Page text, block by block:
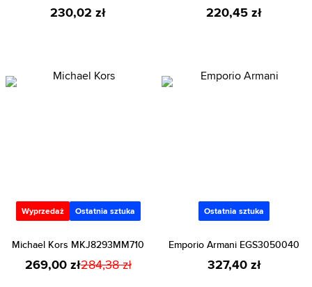
230,02 zł 220,45 zł
Wyprzedaż Ostatnia sztuka
Michael Kors MKJ8293MM710
269,00 zł284,38 zł
Ostatnia sztuka
Emporio Armani EGS3050040
327,40 zł